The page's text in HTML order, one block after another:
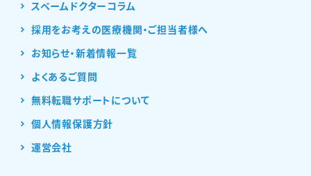
スペームドクターコラム
採用をお考えの医療機関・ご担当者様へ
お知らせ・新着情報一覧
よくあるご質問
無料転職サポートについて
個人情報保護方針
運営会社